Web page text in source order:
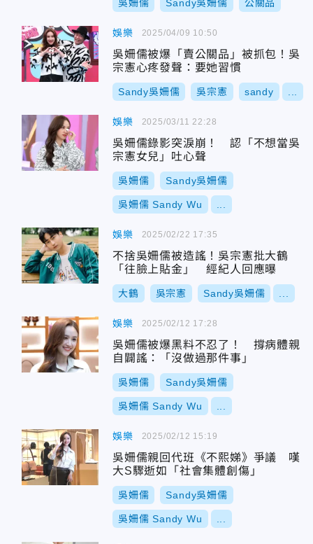
吳姍儒 Sandy吳姍儒 公關品
娛樂
吳姍儒被爆「賣公關品」被抓包！吳
宗憲心疼發聲：要她習慣
Sandy吳姍儒 吳宗憲 sandy
2025/04/09 10:50
娛樂
吳姍儒錄影突淚崩！ 認「不想當吳
宗憲女兒」吐心聲
吳姍儒 Sandy吳姍儒
吳姍儒 Sandy Wu
2025/03/11 22:28
娛樂
不捨吳姍儒被造謠！吳宗憲批大鶴
「往臉上貼金」 經紀人回應曝
大鶴 吳宗憲 Sandy吳姍儒
2025/02/22 17:35
娛樂
吳姍儒被爆黑料不忍了！ 撐病體親
自闢謠：「沒做過那件事」
吳姍儒 Sandy吳姍儒
吳姍儒 Sandy Wu
2025/02/12 17:28
娛樂
吳姍儒親回代班《不熙娣》爭議 嘆
大S驟逝如「社會集體創傷」
吳姍儒 Sandy吳姍儒
吳姍儒 Sandy Wu
2025/02/12 15:19